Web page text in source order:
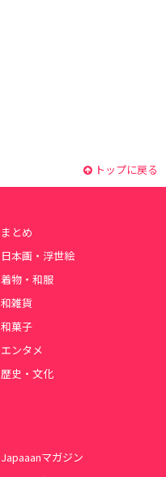
トップに戻る
まとめ
日本画・浮世絵
着物・和服
和雑貨
和菓子
エンタメ
歴史・文化
Japaaanマガジン